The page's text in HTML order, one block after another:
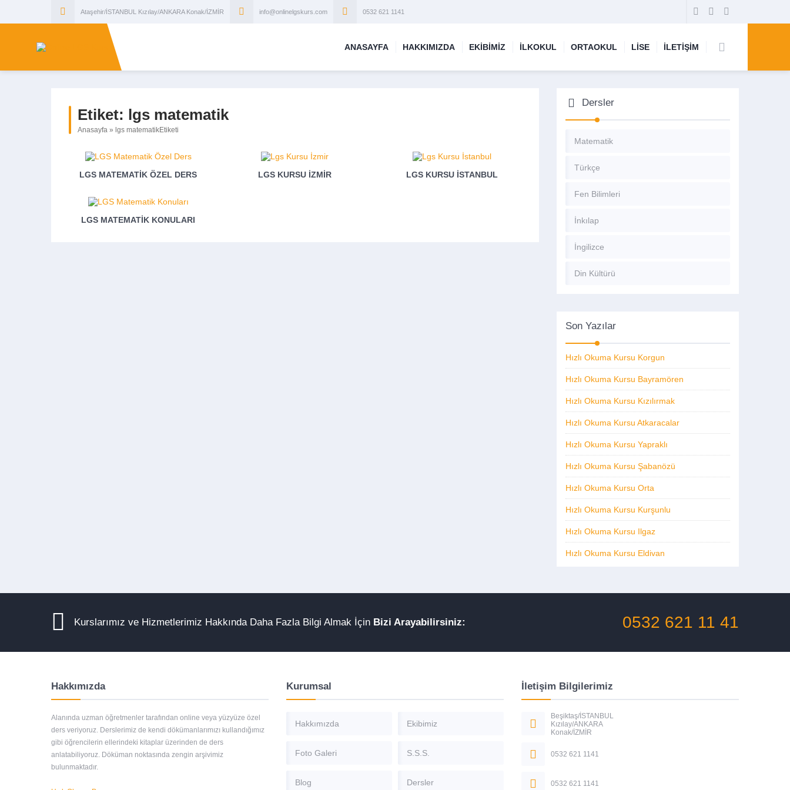
Ataşehir/İSTANBUL Kızılay/ANKARA Konak/İZMİR info@onlinelgskurs.com 0532 621 1141
ANASAYFA HAKKIMIZDA EKİBİMİZ İLKOKUL ORTAOKUL LİSE İLETİŞİM
Etiket: lgs matematik
Anasayfa » lgs matematikEtiketi
LGS MATEMATIK ÖZEL DERS LGS KURSU İZMIR LGS KURSU İSTANBUL
LGS MATEMATIK KONULARI
Dersler
Matematik
Türkçe
Fen Bilimleri
İnkılap
İngilizce
Din Kültürü
Son Yazılar
Hızlı Okuma Kursu Korgun
Hızlı Okuma Kursu Bayramören
Hızlı Okuma Kursu Kızılırmak
Hızlı Okuma Kursu Atkaracalar
Hızlı Okuma Kursu Yapraklı
Hızlı Okuma Kursu Şabanözü
Hızlı Okuma Kursu Orta
Hızlı Okuma Kursu Kurşunlu
Hızlı Okuma Kursu Ilgaz
Hızlı Okuma Kursu Eldivan
Kurslarımız ve Hizmetlerimiz Hakkında Daha Fazla Bilgi Almak İçin Bizi Arayabilirsiniz: 0532 621 11 41
Hakkımızda
Alanında uzman öğretmenler tarafından online veya yüzyüze özel
ders veriyoruz. Derslerimiz de kendi dökümanlarımızı kullandığımız
gibi öğrencilerin ellerindeki kitaplar üzerinden de ders
anlatabiliyoruz. Döküman noktasında zengin arşivimiz
bulunmaktadır.
Kurumsal
Hakkımızda Ekibimiz
Foto Galeri S.S.S.
Blog Dersler
İletişim Bilgilerimiz
Beşiktaş/İSTANBUL
Kızılay/ANKARA
Konak/İZMİR
0532 621 1141
0532 621 1141